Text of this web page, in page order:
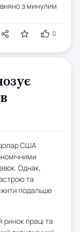
з минулим
0
долар США
Однак,
та
подальше
ринок праці та